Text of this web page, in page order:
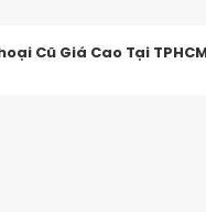
Cũ Giá Cao Tại TPHCM